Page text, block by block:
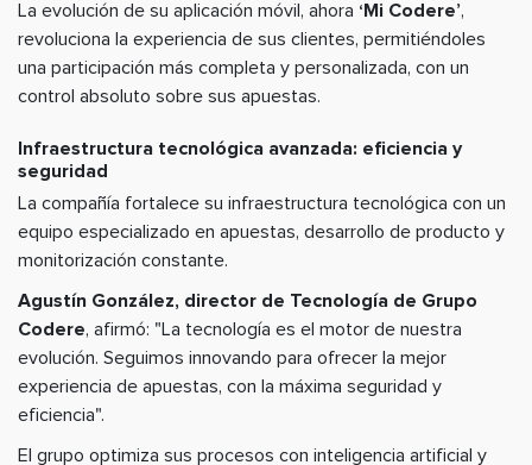
La evolución de su aplicación móvil, ahora ‘Mi Codere’,
revoluciona la experiencia de sus clientes, permitiéndoles
una participación más completa y personalizada, con un
control absoluto sobre sus apuestas.
Infraestructura tecnológica avanzada: eficiencia y
seguridad
La compañía fortalece su infraestructura tecnológica con un
equipo especializado en apuestas, desarrollo de producto y
monitorización constante.
Agustín González, director de Tecnología de Grupo
Codere, afirmó: "La tecnología es el motor de nuestra
evolución. Seguimos innovando para ofrecer la mejor
experiencia de apuestas, con la máxima seguridad y
eficiencia".
El grupo optimiza sus procesos con inteligencia artificial y